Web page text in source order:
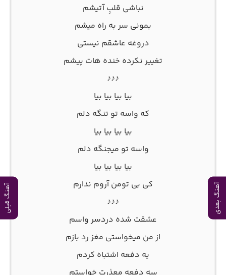
آهنگ بعدی آهنگ قبلی
نباشی قلبِ آتیشم
بمونی سر به راه میشم
دروغه عاشقم نیستی
تغییر نکرده خنده هات پیشم
♪♪♪
بیا بیا بیا بیا
که واسه تو تنگه دلم
بیا بیا بیا بیا
واسه تو میجنگه دلم
بیا بیا بیا بیا
کی بی تومن آروم ندارم
♪♪♪
عشقت شده دردسر واسم
از من میخواستی مغز رد بازم
یه دفعه اشتباه کردم